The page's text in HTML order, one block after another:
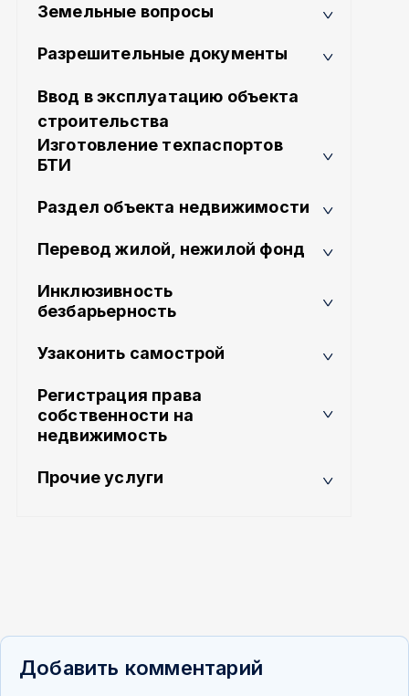
Земельные вопросы
Разрешительные документы
Ввод в эксплуатацию объекта
строительства
Изготовление техпаспортов
БТИ
Раздел объекта недвижимости
Перевод жилой, нежилой фонд
Инклюзивность
безбарьерность
Узаконить самострой
Регистрация права
собственности на
недвижимость
Прочие услуги
Добавить комментарий